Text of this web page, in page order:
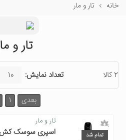
خانه تار و مار
تار و
2 کالا تعداد نمایش:
1 بعدی
تمام شد
تار و مار
اسپری سوسک کش تار و مار